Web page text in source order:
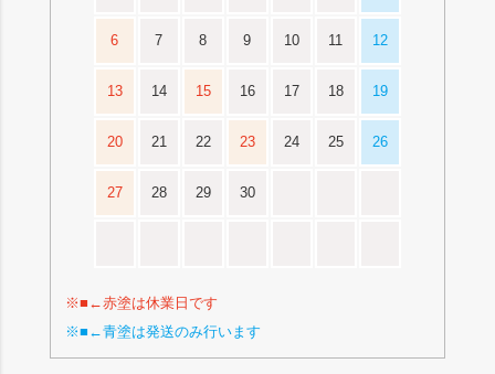
6 7 8 9 10 11 12
13 14 15 16 17 18 19
20 21 22 23 24 25 26
27 28 29 30
※■←赤塗は休業日です
※■←青塗は発送のみ行います